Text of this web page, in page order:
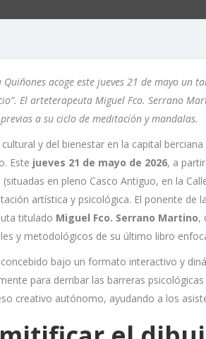
acoge este jueves 21 de mayo
El arteterapeuta Miguel Fco. Serrano
a su ciclo de meditación y mandalas.
cultural y del bienestar en la capital
Este jueves 21 de mayo de 2026, a
(situadas en pleno Casco Antiguo, en la
artística y psicológica. El ponente de
titulado Miguel Fco. Serrano Martino,
y metodológicos de su último libro
bajo un formato interactivo y
para derribar las barreras
creativo autónomo, ayudando a los